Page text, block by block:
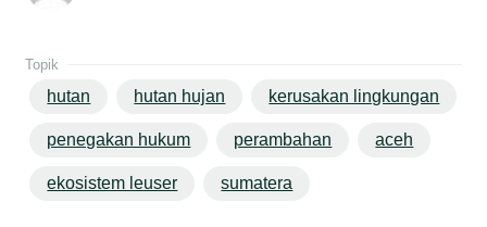
Topik
hutan hutan hujan kerusakan lingkungan
penegakan hukum perambahan aceh
ekosistem leuser sumatera